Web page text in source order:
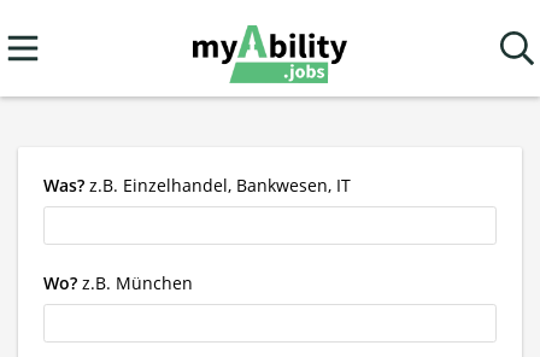
Was? z.B. Einzelhandel, Bankwesen, IT
Wo? z.B. München